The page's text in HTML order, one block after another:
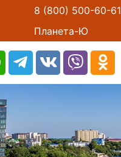
8 (800) 500-60-61
Планета-Ю